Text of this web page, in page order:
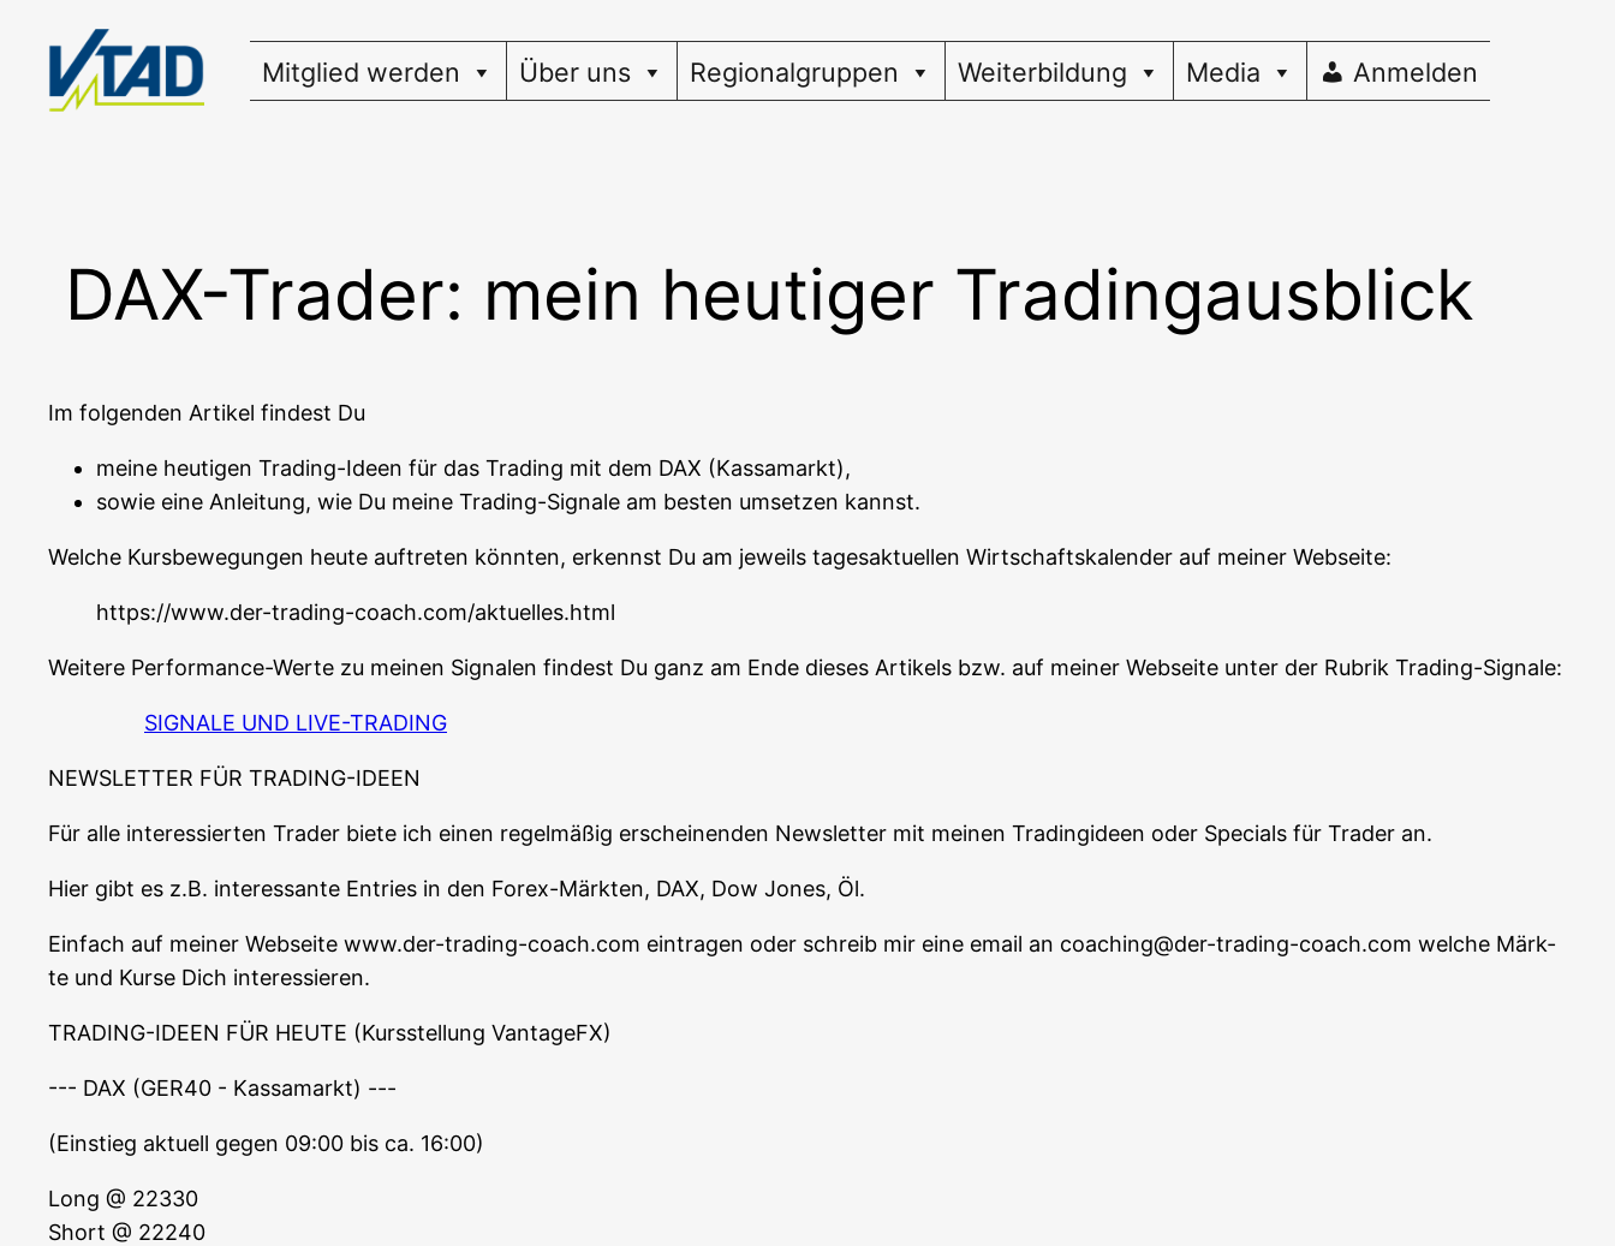
springen
Mitglied werden Über uns Regionalgruppen Weiterbildung Media Anmelden
DAX-Trader: mein heutiger Tradingausblick
Im fol­gen­den Arti­kel fin­dest Du
mei­ne heu­ti­gen Tra­ding-Ideen für das Tra­ding mit dem DAX (Kas­sa­markt),
sowie eine Anlei­tung, wie Du mei­ne Tra­ding-Signa­le am bes­ten umset­zen kannst.
Wel­che Kurs­be­we­gun­gen heu­te auf­tre­ten könn­ten, erkennst Du am jeweils tages­ak­tu­el­len Wirt­schafts­ka­len­der auf mei­ner Webseite:
https://www.der-trading-coach.com/aktuelles.html
Wei­te­re Per­for­mance-Wer­te zu mei­nen Signa­len fin­dest Du ganz am Ende die­ses Arti­kels bzw. auf mei­ner Web­sei­te unter der Rubrik Trading-Signale:
SIGNALE UND LIVE-TRADING
NEWSLETTER FÜR TRADING-IDEEN
Für alle inter­es­sier­ten Trader bie­te ich einen regel­mä­ßig erschei­nen­den News­let­ter mit mei­nen Tra­ding­ideen oder Spe­cials für Trader an.
Hier gibt es z.B. inter­es­san­te Ent­ries in den Forex-Märk­ten, DAX, Dow Jones, Öl.
Ein­fach auf mei­ner Web­sei­te www.der-trading-coach.com ein­tra­gen oder schreib mir eine email an coaching@der-trading-coach.com wel­che Märk­
te und Kur­se Dich interessieren.
TRADING-IDEEN FÜR HEUTE (Kurs­stel­lung VantageFX)
--- DAX (GER40 - Kassamarkt) ---
(Ein­stieg aktu­ell gegen 09:00 bis ca. 16:00)
Long @ 22330
Short @ 22240